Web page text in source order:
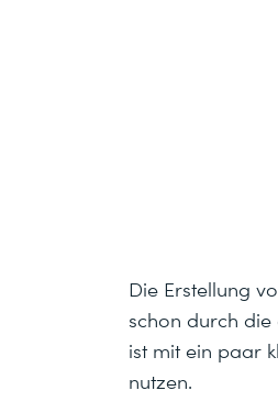
Die Erstellung
schon durch
ist mit ein paar
nutzen.